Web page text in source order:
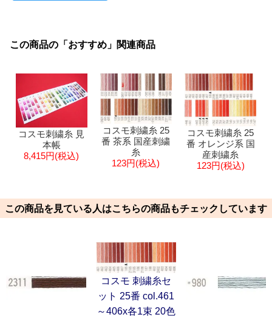
この商品の「おすすめ」関連商品
コスモ刺繍糸 見
本帳
8,415円(税込)
コスモ刺繍糸 25
番 茶系 国産刺繍
糸
123円(税込)
コスモ刺繍糸 25
番 オレンジ系 国
産刺繍糸
123円(税込)
この商品を見ている人はこちらの商品もチェックしています
コスモ 刺繍糸セ
ット 25番 col.461
～406x各1束 20色